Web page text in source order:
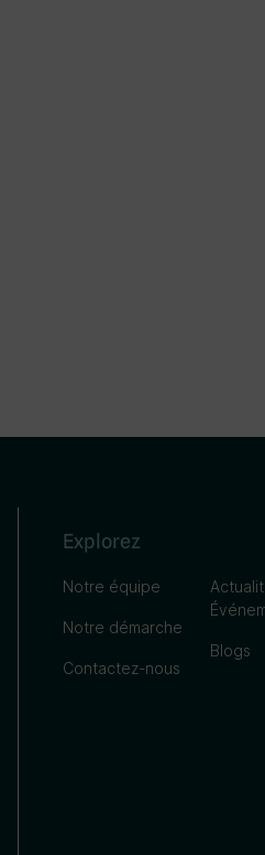
Explorez
Notre équipe
Notre démarche
Contactez-nous
Blogs